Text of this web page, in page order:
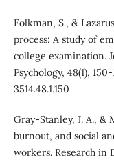
Folkman, S., &
process: A study of
college examination.
Psychology, 48(1),
3514.48.1.150
Gray-Stanley, J. A., &
burnout, and social
workers. Research in